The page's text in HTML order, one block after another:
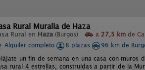
Rural Muralla de Haza
Rural en Haza (Burgos) a 27,5 km de
Alquiler completo
8 plazas 96 km de
un fin de semana en una casa con muros
rural 4 estrellas, construidas a partir de la